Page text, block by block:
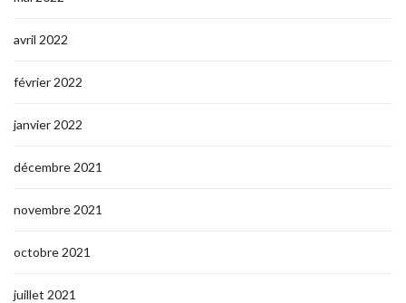
avril 2022
février 2022
janvier 2022
décembre 2021
novembre 2021
octobre 2021
juillet 2021